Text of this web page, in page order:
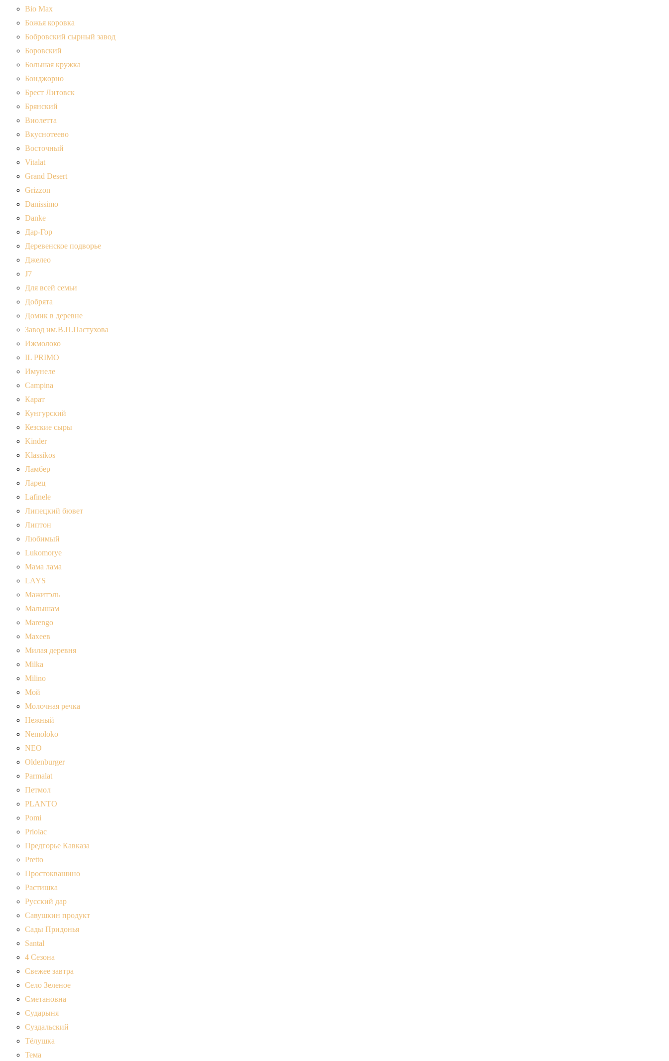
Bio Max
Божья коровка
Бобровский сырный завод
Боровский
Большая кружка
Бонджорно
Брест Литовск
Брянский
Виолетта
Вкуснотеево
Восточный
Vitalat
Grand Desert
Grizzon
Danissimo
Danke
Дар-Гор
Деревенское подворье
Джелео
J7
Для всей семьи
Добрята
Домик в деревне
Завод им.В.П.Пастухова
Ижмолоко
IL PRIMO
Имунеле
Campina
Карат
Кунгурский
Кезские сыры
Kinder
Klassikos
Ламбер
Ларец
Lafinele
Липецкий бювет
Липтон
Любимый
Lukomorye
Мама лама
LAYS
Мажитэль
Малышам
Marengo
Махеев
Милая деревня
Milka
Milino
Мой
Молочная речка
Нежный
Nemoloko
NEO
Oldenburger
Parmalat
Петмол
PLANTO
Pomi
Priolac
Предгорье Кавказа
Pretto
Простоквашино
Растишка
Русский дар
Савушкин продукт
Сады Придонья
Santal
4 Сезона
Свежее завтра
Село Зеленое
Сметановна
Сударыня
Суздальский
Тёлушка
Тема